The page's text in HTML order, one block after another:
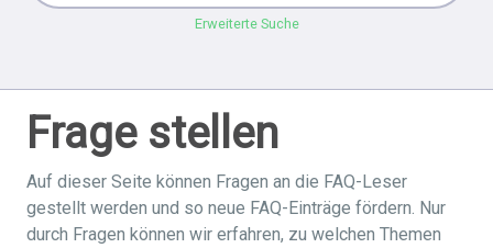
Erweiterte Suche
Frage stellen
Auf dieser Seite können Fragen an die FAQ-Leser
gestellt werden und so neue FAQ-Einträge fördern. Nur
durch Fragen können wir erfahren, zu welchen Themen